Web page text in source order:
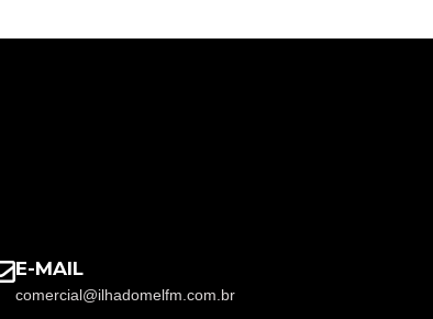
E-MAIL
comercial@ilhadomelfm.com.br